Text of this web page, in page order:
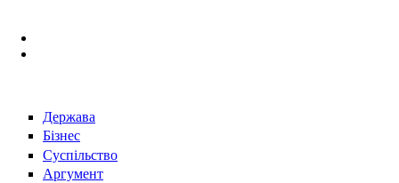
Держава
Бізнес
Суспільство
Аргумент